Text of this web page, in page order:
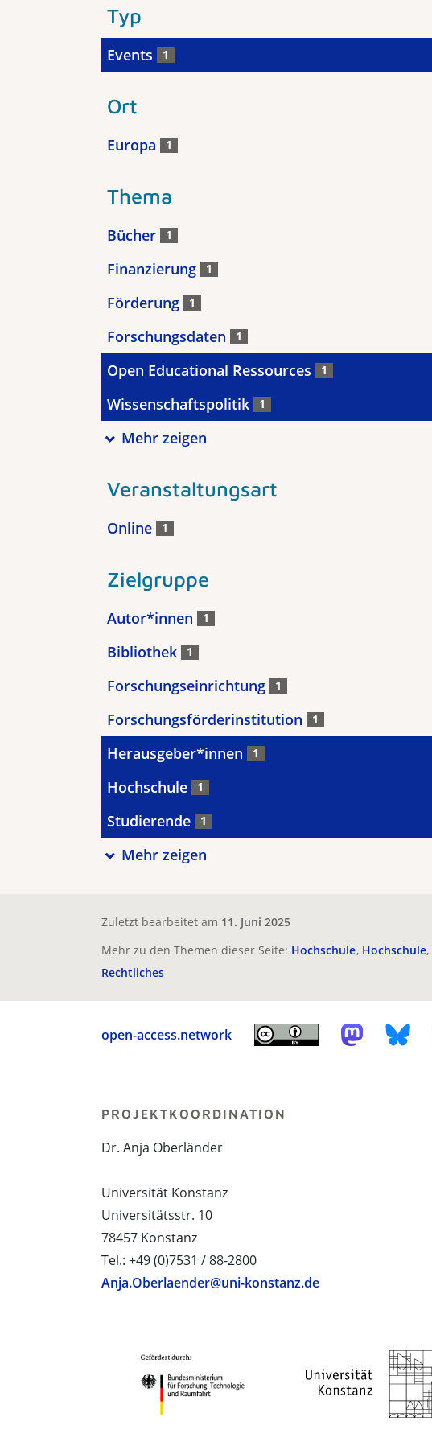
Typ
Events 1
Ort
Europa 1
Thema
Bücher 1
Finanzierung 1
Förderung 1
Forschungsdaten 1
Open Educational Ressources 1
Wissenschaftspolitik 1
Mehr zeigen
Veranstaltungsart
Online 1
Zielgruppe
Autor*innen 1
Bibliothek 1
Forschungseinrichtung 1
Forschungsförderinstitution 1
Herausgeber*innen 1
Hochschule 1
Studierende 1
Mehr zeigen
Zuletzt bearbeitet am 11. Juni 2025
Mehr zu den Themen dieser Seite: Hochschule Hochschule
Rechtliches
open-access.network
PROJEKTKOORDINATION
Dr. Anja Oberländer
Universität Konstanz
Universitätsstr. 10
78457 Konstanz
Tel.: +49 (0)7531 / 88-2800
Anja.Oberlaender@uni-konstanz.de